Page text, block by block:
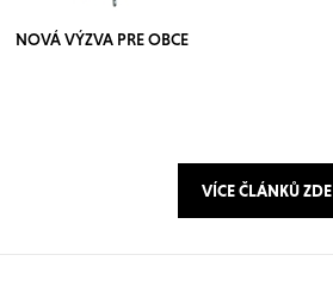
NOVÁ VÝZVA PRE OBCE
VÍCE ČLÁNKŮ ZDE